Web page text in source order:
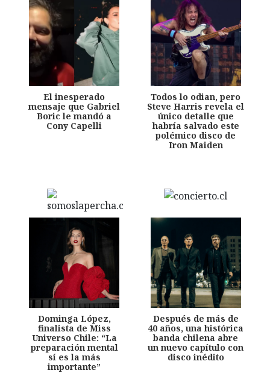
El inesperado
mensaje que Gabriel
Boric le mandó a
Cony Capelli
Todos lo odian, pero
Steve Harris revela el
único detalle que
habría salvado este
polémico disco de
Iron Maiden
Dominga López,
finalista de Miss
Universo Chile: “La
preparación mental
sí es la más
importante”
Después de más de
40 años, una histórica
banda chilena abre
un nuevo capítulo con
disco inédito